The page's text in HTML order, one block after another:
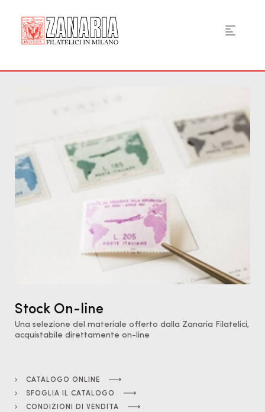
Stock On-line
Una selezione del materiale offerto dalla Zanaria Filatelici,
acquistabile direttamente on-line
CATALOGO ONLINE
SFOGLIA IL CATALOGO
CONDIZIONI DI VENDITA